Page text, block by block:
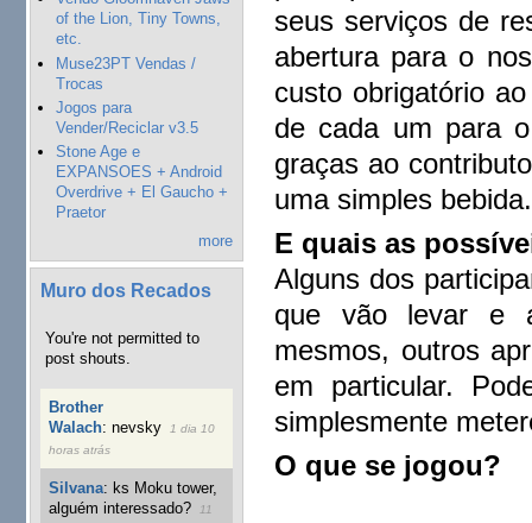
of the Lion, Tiny Towns,
etc.
Muse23PT Vendas /
Trocas
Jogos para
Vender/Reciclar v3.5
Stone Age e
EXPANSOES + Android
Overdrive + El Gaucho +
Praetor
more
Muro dos Recados
You're not permitted to
post shouts.
Brother
Walach:nevsky
1 dia 10
horas atrás
Silvana: ks Moku tower,
alguém interessado?
11
seus serviços de
abertura para o
custo obrigatório
de cada um para
graças ao
uma simples bebida.
E quais as
Alguns dos
que vão levar e
mesmos, outros
em particular.
simplesmente
O que se jogou?